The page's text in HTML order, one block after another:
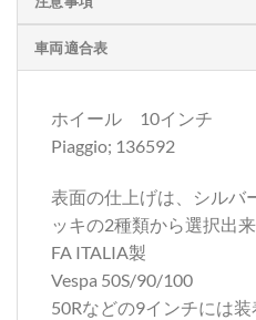
車両適合表
ホイール 10インチ
Piaggio; 136592
表面の仕上げは、シルバ
ッキの2種類から選択出来
FA ITALIA製
Vespa 50S/90/100
50Rなどの9インチには